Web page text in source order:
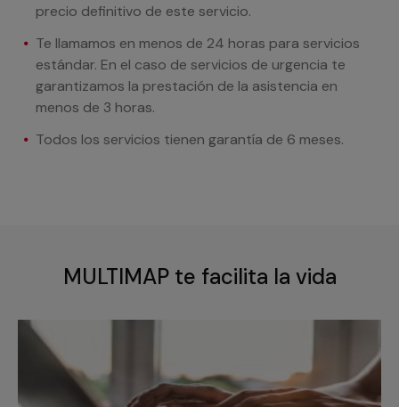
precio definitivo de este servicio.
Te llamamos en menos de 24 horas para servicios
estándar. En el caso de servicios de urgencia te
garantizamos la prestación de la asistencia en
menos de 3 horas.
Todos los servicios tienen garantía de 6 meses.
MULTIMAP te facilita la vida